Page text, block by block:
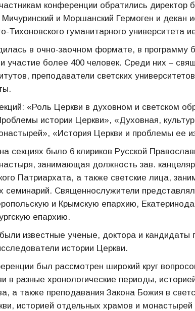
конференции обратились директор
и Моршанский Гермоген и декан
Тихоновского гуманитарного университета
в очно-заочном формате, в программу
участие более 400 человек. Среди них –
преподаватели светских
«Роль Церкви в духовном и светском
истории Церкви», «Духовная,
«История Церкви и проблемы ее
секциях было 6 клириков Русской
занимающая должность зав.
Патриархата, а также светские лица,
семинарий. Священнослужители
и Крымскую епархию,
епархию.
известные ученые, доктора и кандидаты
истории Церкви.
был рассмотрен широкий круг
в разные хронологические периоды,
а также преподавания Закона Божия в
историей отдельных храмов и